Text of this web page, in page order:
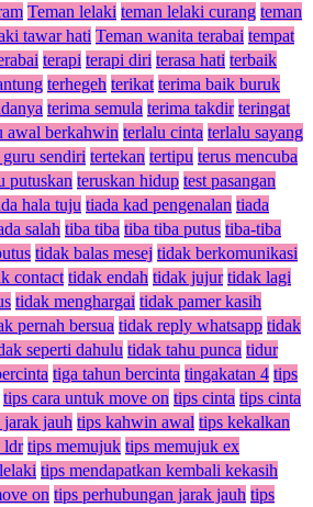
Teman lelaki teman lelaki curang teman
tawar hati Teman wanita terabai tempat
terapi terapi diri terasa hati terbaik
terhegeh terikat terima baik buruk
terima semula terima takdir teringat
awal berkahwin terlalu cinta terlalu sayang
sendiri tertekan tertipu terus mencuba
putuskan teruskan hidup test pasangan
hala tuju tiada kad pengenalan tiada
salah tiba tiba tiba tiba putus tiba-tiba
tidak balas mesej tidak berkomunikasi
contact tidak endah tidak jujur tidak lagi
tidak menghargai tidak pamer kasih
pernah bersua tidak reply whatsapp tidak
seperti dahulu tidak tahu punca tidur
tiga tahun bercinta tingakatan 4 tips
tips cara untuk move on tips cinta tips cinta
jauh tips kahwin awal tips kekalkan
ldr tips memujuk tips memujuk ex
tips mendapatkan kembali kekasih
on tips perhubungan jarak jauh tips